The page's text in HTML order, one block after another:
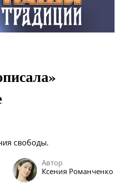
свободы.
Автор
Ксения Романченко